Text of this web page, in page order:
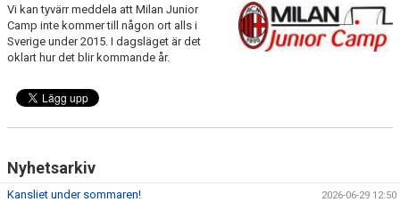
MEDLEMSKAP & AVGIFTER
RÖBÄCKS ARENA
Vi kan tyvärr meddela att Milan Junior
Camp inte kommer till någon ort alls i
Sverige under 2015. I dagsläget är det
oklart hur det blir kommande år.
Nyhetsarkiv
Kansliet under sommaren! 2026-06-29 12:50